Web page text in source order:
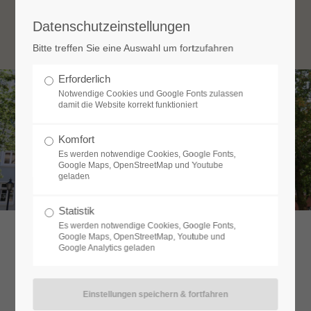
Login
Passwort
Anmelden
|Lost your password?
Support
Datenschutzeinstellungen
Bitte treffen Sie eine Auswahl um fortzufahren
Erforderlich
Notwendige Cookies und Google Fonts zulassen
damit die Website korrekt funktioniert
Komfort
Es werden notwendige Cookies, Google Fonts,
Google Maps, OpenStreetMap und Youtube
geladen
Statistik
Es werden notwendige Cookies, Google Fonts,
Google Maps, OpenStreetMap, Youtube und
Google Analytics geladen